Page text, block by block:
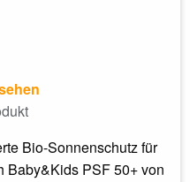
Bio-Sonnenschutz für
Baby&Kids PSF 50+ von